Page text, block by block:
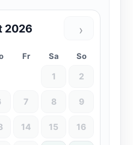
2026 ›
Fr Sa So
1 2
7 8 9
14 15 16